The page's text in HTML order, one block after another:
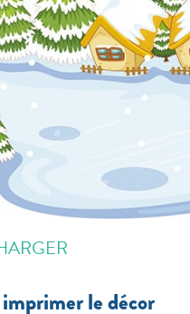
imprimer le décor